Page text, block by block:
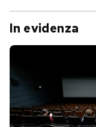
In evidenza